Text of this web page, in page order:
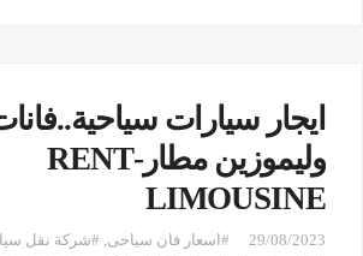
ايجار سيارات
وليموزين مطار-RENT
LIMOUSINE
29/08/2023 #اسعار فان سياحى, #شركة نقل